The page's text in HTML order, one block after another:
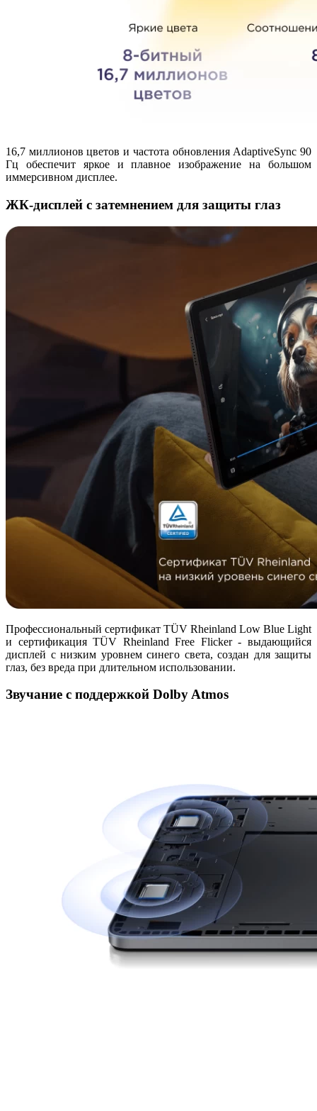
16,7 миллионов цветов и частота обновления AdaptiveSync 90
Гц обеспечит яркое и плавное изображение на большом
иммерсивном дисплее.
ЖК-дисплей с затемнением для защиты глаз
Профессиональный сертификат TÜV Rheinland Low Blue Light
и сертификация TÜV Rheinland Free Flicker - выдающийся
дисплей с низким уровнем синего света, создан для защиты
глаз, без вреда при длительном использовании.
Звучание с поддержкой Dolby Atmos